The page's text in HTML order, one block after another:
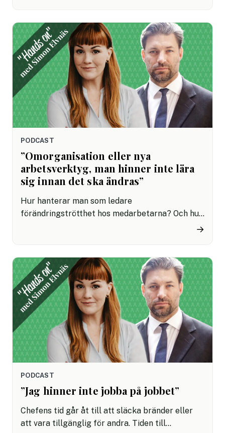
expert på ledarskap, som svarar på vanliga
dilemman – och den här gången har turen
kommit till att få projekt att fungera.
PODCAST
”Omorganisation eller nya
arbetsverktyg, man hinner inte lära
sig innan det ska ändras”
Hur hanterar man som ledare
förändringströtthet hos medarbetarna? Och hur
skapar man tillit och motivation till förändring? I
på vanliga dilemman – och den här gången har
turen kommit till omorganisation och förändring.
→
PODCAST
”Jag hinner inte jobba på jobbet”
Chefens tid går åt till att släcka bränder eller
att vara tillgänglig för andra. Tiden till